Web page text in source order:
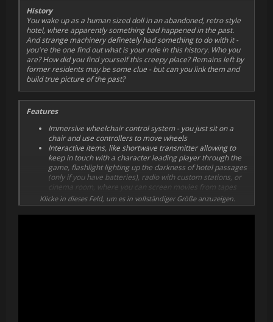
History
You wake up as a human sized doll in an abandoned, retro style
hotel, where apparently something bad happened in the past.
And strange machinery definetely had something to do with it -
you're the one find out what is your role in this history. Who you
are? How did you find yourself this creepy place? Remains left by
former residents may be some clue - but can you link them and
build true picture of the past?
Features
Immersive wheelchair control system - you just sit on a
chair and use controllers to move wheels
Interactive items, like shortwave transmitter allowing to
keep in touch with a character leading player through the
game, flashlight lighting up the darkness of hotel passages
(only if you have batteries), radio with custom stations, or
cinema room, where you can screen movies from tapes
you find around the hotel.
Enviornmental storytelling based in old art deco hotel
designed in detail
Klicke in dieses Feld, um es in vollständiger Größe anzuzeigen.